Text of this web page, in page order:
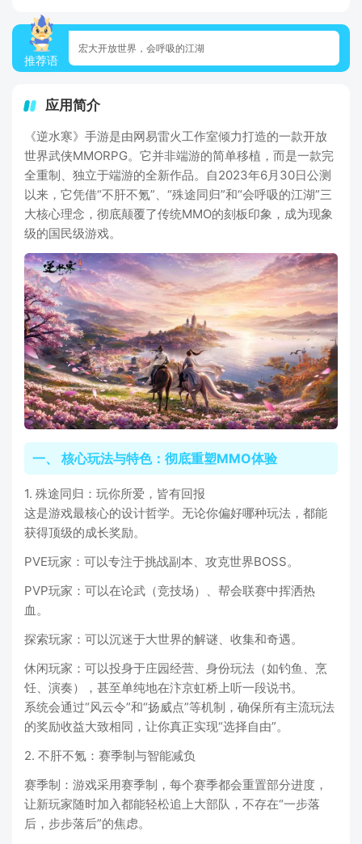
推荐语
宏大开放世界，会呼吸的江湖
应用简介
《逆水寒》手游是由网易雷火工作室倾力打造的一款开放
世界武侠MMORPG。它并非端游的简单移植，而是一款完
全重制、独立于端游的全新作品。自2023年6月30日公测
以来，它凭借“不肝不氪”、“殊途同归”和“会呼吸的江湖”三
大核心理念，彻底颠覆了传统MMO的刻板印象，成为现象
级的国民级游戏。
一、 核心玩法与特色：彻底重塑MMO体验
1. 殊途同归：玩你所爱，皆有回报
这是游戏最核心的设计哲学。无论你偏好哪种玩法，都能
获得顶级的成长奖励。
PVE玩家：可以专注于挑战副本、攻克世界BOSS。
PVP玩家：可以在论武（竞技场）、帮会联赛中挥洒热
血。
探索玩家：可以沉迷于大世界的解谜、收集和奇遇。
休闲玩家：可以投身于庄园经营、身份玩法（如钓鱼、烹
饪、演奏），甚至单纯地在汴京虹桥上听一段说书。
系统会通过“风云令”和“扬威点”等机制，确保所有主流玩法
的奖励收益大致相同，让你真正实现“选择自由”。
2. 不肝不氪：赛季制与智能减负
赛季制：游戏采用赛季制，每个赛季都会重置部分进度，
让新玩家随时加入都能轻松追上大部队，不存在“一步落
后，步步落后”的焦虑。